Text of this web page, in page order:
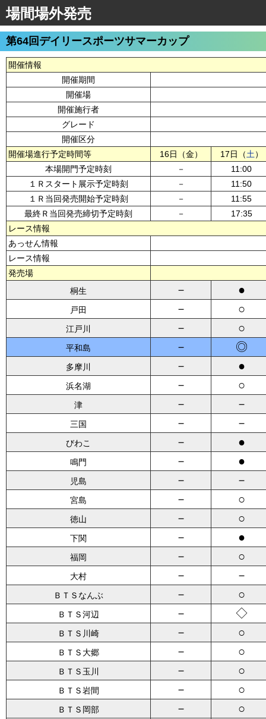
場間場外発売
第64回デイリースポーツサマーカップ
開催情報
開催期間
開催場
開催施行者
グレード
開催区分
開催場進行予定時間等
16日（金） 17日（土）
本場開門予定時刻
－
11:00
１Ｒスタート展示予定時刻
－
11:50
１Ｒ当回発売開始予定時刻
－
11:55
最終Ｒ当回発売締切予定時刻
－
17:35
レース情報
あっせん情報
レース情報
発売場
桐生
－ ●
戸田 － ○
江戸川 － ○
平和島 － ◎
多摩川 － ●
浜名湖 － ○
津 － －
三国 － －
びわこ － ●
鳴門 － ●
児島 － －
宮島 － ○
徳山 － ○
下関 － ●
福岡 － ○
大村 － －
ＢＴＳなんぶ － ○
ＢＴＳ河辺 － ◇
ＢＴＳ川崎 － ○
ＢＴＳ大郷 － ○
ＢＴＳ玉川 － ○
ＢＴＳ岩間 － ○
ＢＴＳ岡部 － ○